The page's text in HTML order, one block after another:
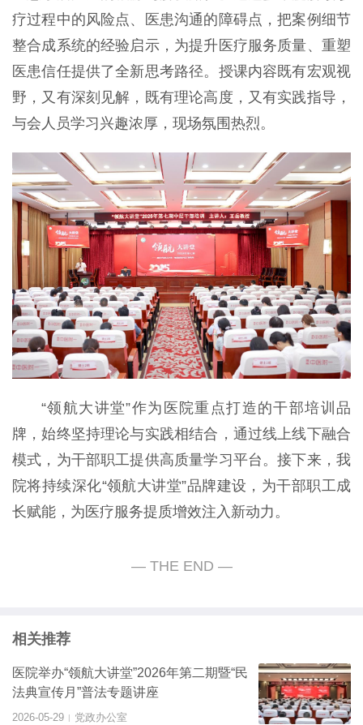
疗过程中的风险点、医患沟通的障碍点，把案例细节
整合成系统的经验启示，为提升医疗服务质量、重塑
医患信任提供了全新思考路径。授课内容既有宏观视
野，又有深刻见解，既有理论高度，又有实践指导，
与会人员学习兴趣浓厚，现场氛围热烈。
“领航大讲堂”作为医院重点打造的干部培训品
牌，始终坚持理论与实践相结合，通过线上线下融合
模式，为干部职工提供高质量学习平台。接下来，我
院将持续深化“领航大讲堂”品牌建设，为干部职工成
长赋能，为医疗服务提质增效注入新动力。
相关推荐
医院举办“领航大讲堂”2026年第二期暨“民
法典宣传月”普法专题讲座
2026-05-29 | 党政办公室